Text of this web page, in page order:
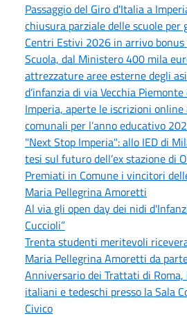
Passaggio del Giro d'Italia a
chiusura parziale delle scuole per
Centri Estivi 2026 in arrivo
Scuola, dal Ministero 400 mila
attrezzature aree esterne degli
d’infanzia di via Vecchia
Imperia, aperte le iscrizioni online
comunali per l’anno educativo
"Next Stop Imperia": allo IED di
tesi sul futuro dell’ex stazione di
Premiati in Comune i vincitori
Maria Pellegrina Amoretti
Al via gli open day dei nidi
Cuccioli”
Trenta studenti meritevoli
Maria Pellegrina Amoretti da
Anniversario dei Trattati di
italiani e tedeschi presso la Sala
Civico